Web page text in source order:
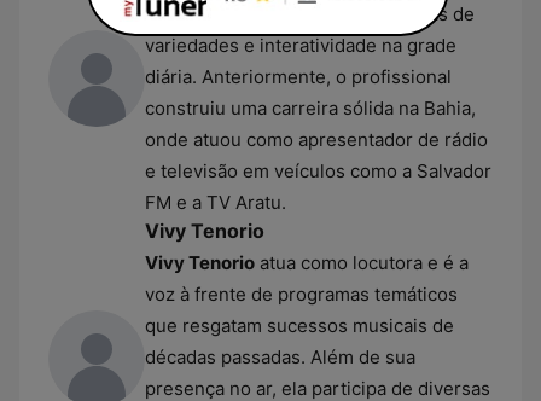
em 2025 para comandar programas de
variedades e interatividade na grade
diária. Anteriormente, o profissional
construiu uma carreira sólida na Bahia,
onde atuou como apresentador de rádio
e televisão em veículos como a Salvador
FM e a TV Aratu.
Vivy Tenorio
Vivy Tenorio atua como locutora e é a
voz à frente de programas temáticos
que resgatam sucessos musicais de
décadas passadas. Além de sua
presença no ar, ela participa de diversas